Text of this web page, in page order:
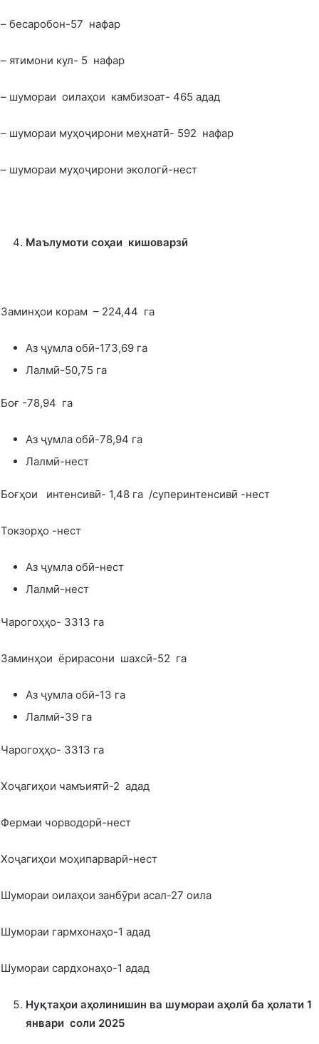
– бесаробон-57 нафар
– ятимони кул- 5 нафар
– шумораи оилаҳои камбизоат- 465 адад
– шумораи муҳоҷирони меҳнатӣ- 592 нафар
– шумораи муҳоҷирони экологӣ-нест
Маълумоти соҳаи кишоварзӣ
Заминҳои корам – 224,44 га
Аз ҷумла обӣ-173,69 га
Лалмӣ-50,75 га
Боғ -78,94 га
Аз ҷумла обӣ-78,94 га
Лалмӣ-нест
Боғҳои интенсивӣ- 1,48 га /суперинтенсивӣ -нест
Токзорҳо -нест
Аз ҷумла обӣ-нест
Лалмӣ-нест
Чарогоҳҳо- 3313 га
Заминҳои ёрирасони шахсӣ-52 га
Аз ҷумла обӣ-13 га
Лалмӣ-39 га
Чарогоҳҳо- 3313 га
Хоҷагиҳои чамъиятӣ-2 адад
Фермаи чорводорӣ-нест
Хоҷагиҳои моҳипарварӣ-нест
Шумораи оилаҳои занбӯри асал-27 оила
Шумораи гармхонаҳо-1 адад
Шумораи сардхонаҳо-1 адад
Нуқтаҳои аҳолинишин ва шумораи аҳолӣ ба ҳолати 1
январи соли 2025